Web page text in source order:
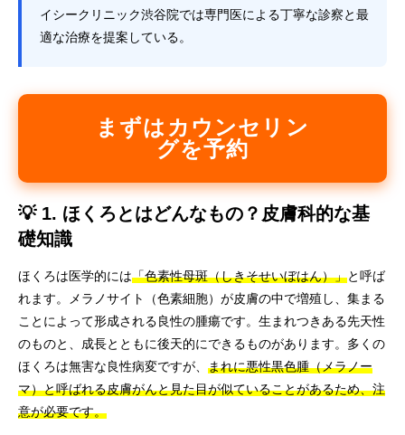
イシークリニック渋谷院では専門医による丁寧な診察と最
適な治療を提案している。
まずはカウンセリン
グを予約
💡 1. ほくろとはどんなもの？皮膚科的な基
礎知識
ほくろは医学的には「色素性母斑（しきそせいぼはん）」と呼ば
れます。メラノサイト（色素細胞）が皮膚の中で増殖し、集まる
ことによって形成される良性の腫瘍です。生まれつきある先天性
のものと、成長とともに後天的にできるものがあります。多くの
ほくろは無害な良性病変ですが、 まれに悪性黒色腫（メラノー
マ）と呼ばれる皮膚がんと見た目が似ていることがあるため、注
意が必要です。